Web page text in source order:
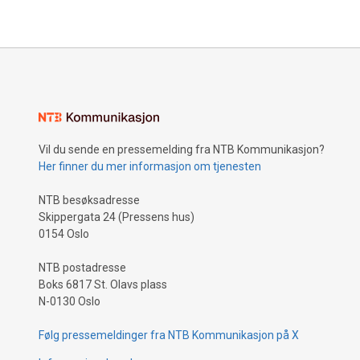
Vil du sende en pressemelding fra NTB Kommunikasjon?
Her finner du mer informasjon om tjenesten
NTB besøksadresse
Skippergata 24 (Pressens hus)
0154 Oslo
NTB postadresse
Boks 6817 St. Olavs plass
N-0130 Oslo
Følg pressemeldinger fra NTB Kommunikasjon på X